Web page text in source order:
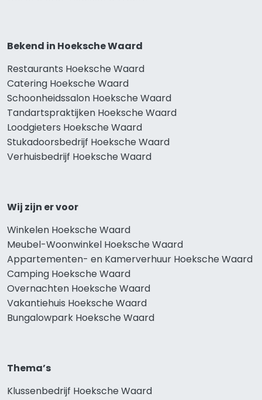
Bekend in Hoeksche Waard
Restaurants Hoeksche Waard
Catering Hoeksche Waard
Schoonheidssalon Hoeksche Waard
Tandartspraktijken Hoeksche Waard
Loodgieters Hoeksche Waard
Stukadoorsbedrijf Hoeksche Waard
Verhuisbedrijf Hoeksche Waard
Wij zijn er voor
Winkelen Hoeksche Waard
Meubel-Woonwinkel Hoeksche Waard
Appartementen- en Kamerverhuur Hoeksche Waard
Camping Hoeksche Waard
Overnachten Hoeksche Waard
Vakantiehuis Hoeksche Waard
Bungalowpark Hoeksche Waard
Thema’s
Klussenbedrijf Hoeksche Waard